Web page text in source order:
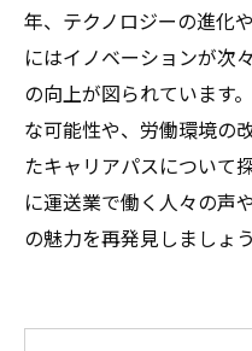
年、テクノロジーの進化
にはイノベーションが次
の向上が図られています
な可能性や、労働環境の
たキャリアパスについて
に運送業で働く人々の声
の魅力を再発見しましょ